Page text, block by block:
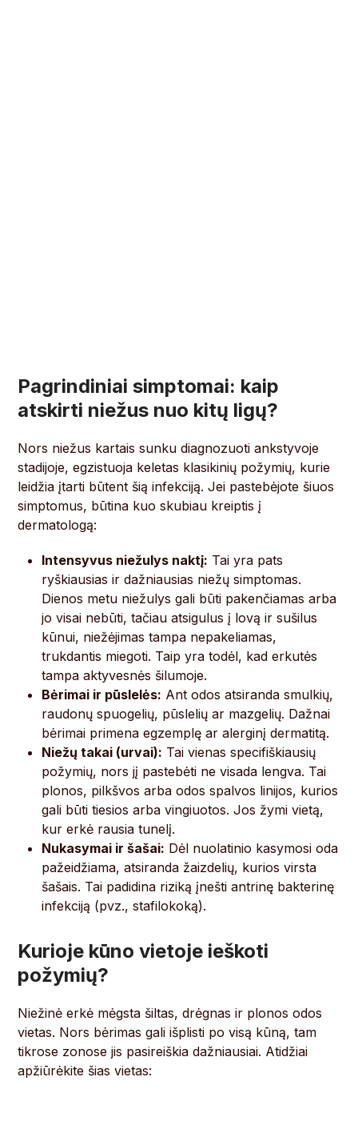
Pagrindiniai simptomai: kaip
atskirti niežus nuo kitų ligų?
Nors niežus kartais sunku diagnozuoti ankstyvoje
stadijoje, egzistuoja keletas klasikinių požymių, kurie
leidžia įtarti būtent šią infekciją. Jei pastebėjote šiuos
simptomus, būtina kuo skubiau kreiptis į
dermatologą:
Intensyvus niežulys naktį: Tai yra pats
ryškiausias ir dažniausias niežų simptomas.
Dienos metu niežulys gali būti pakenčiamas arba
jo visai nebūti, tačiau atsigulus į lovą ir sušilus
kūnui, niežėjimas tampa nepakeliamas,
trukdantis miegoti. Taip yra todėl, kad erkutės
tampa aktyvesnės šilumoje.
Bėrimai ir pūslelės: Ant odos atsiranda smulkių,
raudonų spuogelių, pūslelių ar mazgelių. Dažnai
bėrimai primena egzemplę ar alerginį dermatitą.
Niežų takai (urvai): Tai vienas specifiškiausių
požymių, nors jį pastebėti ne visada lengva. Tai
plonos, pilkšvos arba odos spalvos linijos, kurios
gali būti tiesios arba vingiuotos. Jos žymi vietą,
kur erkė rausia tunelį.
Nukasymai ir šašai: Dėl nuolatinio kasymosi oda
pažeidžiama, atsiranda žaizdelių, kurios virsta
šašais. Tai padidina riziką įnešti antrinę bakterinę
infekciją (pvz., stafilokoką).
Kurioje kūno vietoje ieškoti
požymių?
Niežinė erkė mėgsta šiltas, drėgnas ir plonos odos
vietas. Nors bėrimas gali išplisti po visą kūną, tam
tikrose zonose jis pasireiškia dažniausiai. Atidžiai
apžiūrėkite šias vietas: